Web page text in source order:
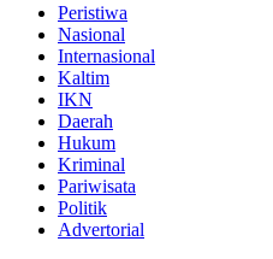
Peristiwa
Nasional
Internasional
Kaltim
IKN
Daerah
Hukum
Kriminal
Pariwisata
Politik
Advertorial